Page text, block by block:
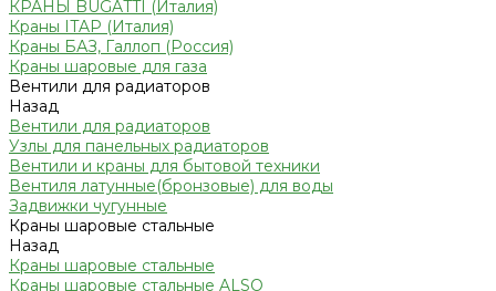
КРАНЫ BUGATTI (Италия)
Краны ITAP (Италия)
Краны БАЗ, Галлоп (Россия)
Краны шаровые для газа
Вентили для радиаторов
Назад
Вентили для радиаторов
Узлы для панельных радиаторов
Вентили и краны для бытовой техники
Вентиля латунные(бронзовые) для воды
Задвижки чугунные
Краны шаровые стальные
Назад
Краны шаровые стальные
Краны шаровые стальные ALSO